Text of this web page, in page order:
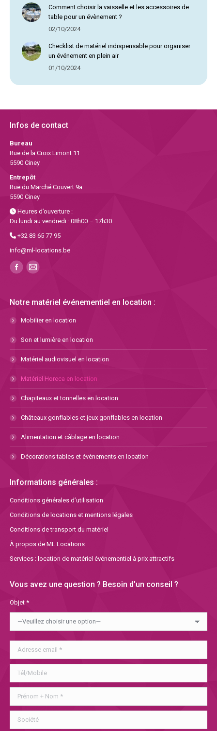
Comment choisir la vaisselle et les accessoires de
table pour un évènement ?
02/10/2024
Checklist de matériel indispensable pour organiser
un événement en plein air
01/10/2024
Infos de contact
Bureau
Rue de la Croix Limont 11
5590 Ciney
Entrepôt
Rue du Marché Couvert 9a
5590 Ciney
Heures d’ouverture :
Du lundi au vendredi : 08h00 – 17h30
+32 83 65 77 95
info@ml-locations.be
Notre matériel événementiel en location :
Mobilier en location
Son et lumière en location
Matériel audiovisuel en location
Matériel Horeca en location
Chapiteaux et tonnelles en location
Châteaux gonflables et jeux gonflables en location
Alimentation et câblage en location
Décorations tables et événements en location
Informations générales :
Conditions générales d’utilisation
Conditions de locations et mentions légales
Conditions de transport du matériel
À propos de ML Locations
Services : location de matériel événementiel à prix attractifs
Vous avez une question ? Besoin d’un conseil ?
Objet *